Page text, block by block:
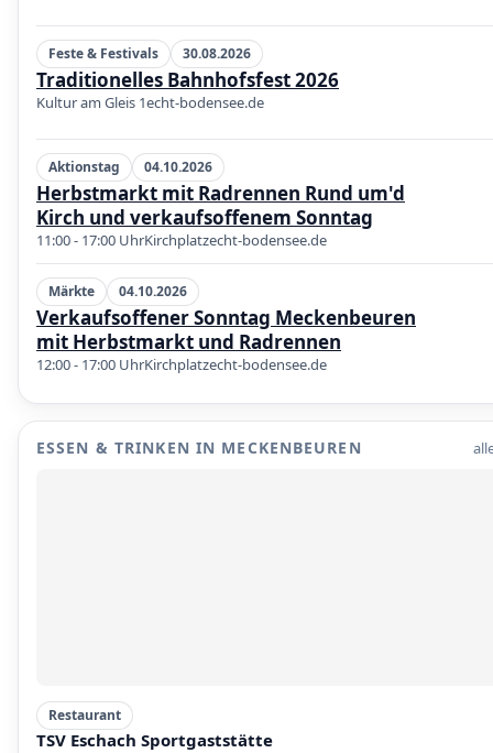
Feste & Festivals 30.08.2026
Traditionelles Bahnhofsfest 2026
Kultur am Gleis 1echt-bodensee.de
Aktionstag 04.10.2026
Herbstmarkt mit Radrennen Rund um'd
Kirch und verkaufsoffenem Sonntag
11:00 - 17:00 UhrKirchplatzecht-bodensee.de
Märkte 04.10.2026
Verkaufsoffener Sonntag Meckenbeuren
mit Herbstmarkt und Radrennen
12:00 - 17:00 UhrKirchplatzecht-bodensee.de
ESSEN & TRINKEN IN MECKENBEUREN
Restaurant
TSV Eschach Sportgaststätte